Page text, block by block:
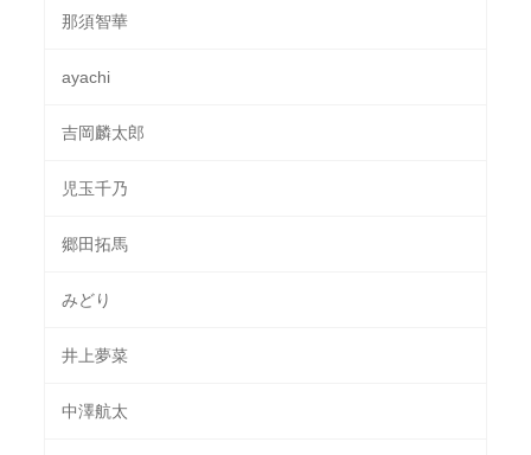
那須智華
ayachi
吉岡麟太郎
児玉千乃
郷田拓馬
みどり
井上夢菜
中澤航太